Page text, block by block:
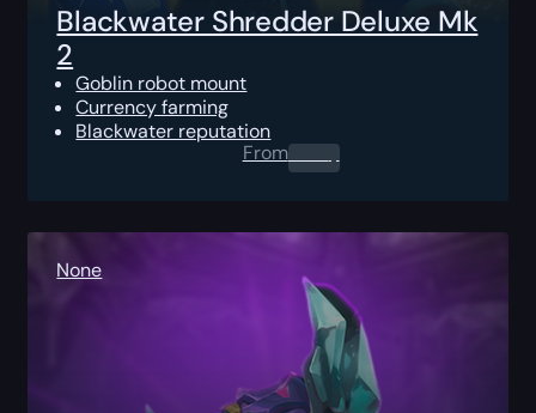
Blackwater Shredder Deluxe Mk
2
Goblin robot mount
Currency farming
Blackwater reputation
From0.00 $
None